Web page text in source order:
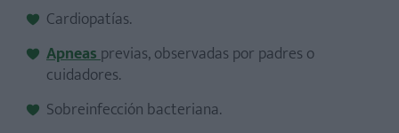
Cardiopatías.
Apneasprevias, observadas por padres o
cuidadores.
Sobreinfección bacteriana.